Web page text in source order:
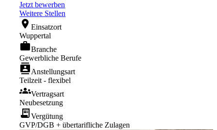
Jetzt bewerben
Weitere Stellen
location_onEinsatzort
Wuppertal
workBranche
Gewerbliche Berufe
contactsAnstellungsart
Teilzeit - flexibel
groupsVertragsart
Neubesetzung
receipt_longVergütung
GVP/DGB + übertarifliche Zulagen